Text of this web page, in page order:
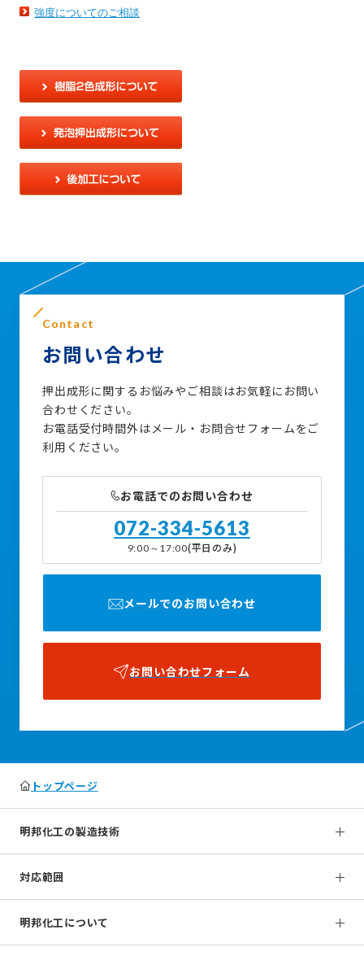
強度についてのご相談
Contact
お問い合わせ
押出成形に関するお悩みやご相談はお気軽にお問い
合わせください。
お電話受付時間外はメール・お問合せフォームをご
利用ください。
お電話でのお問い合わせ
072-334-5613
9:00～17:00(平日のみ)
メールでのお問い合わせ
お問い合わせフォーム
トップページ
明邦化工の製造技術
対応範囲
明邦化工について